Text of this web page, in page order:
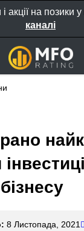
акції на позики
каналі
8 Листопада, 2021